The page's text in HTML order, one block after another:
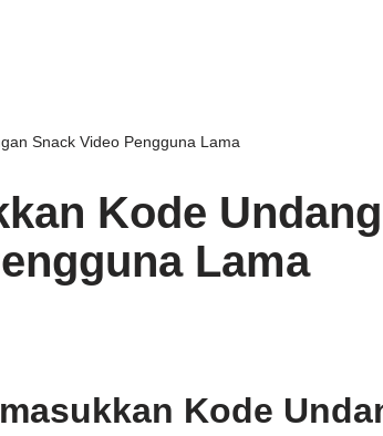
Snack Video Pengguna Lama
Kode
Lama
Kode